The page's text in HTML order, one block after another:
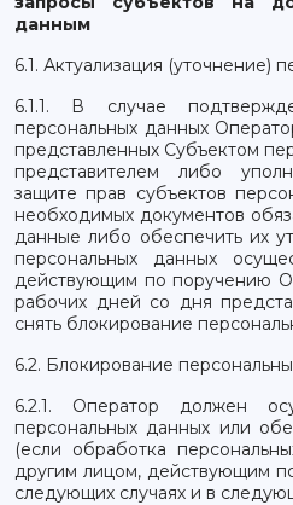
данным
6.1. Актуализация (уточнение)
6.1.1. В случае
персональных данных
представленных Субъектом
представителем либо
защите прав субъектов
необходимых документов
данные либо обеспечить их
персональных данных
действующим по поручению
рабочих дней со дня
снять блокирование
6.2. Блокирование
6.2.1. Оператор должен
персональных данных или
(если обработка
другим лицом, действующим
следующих случаях и в